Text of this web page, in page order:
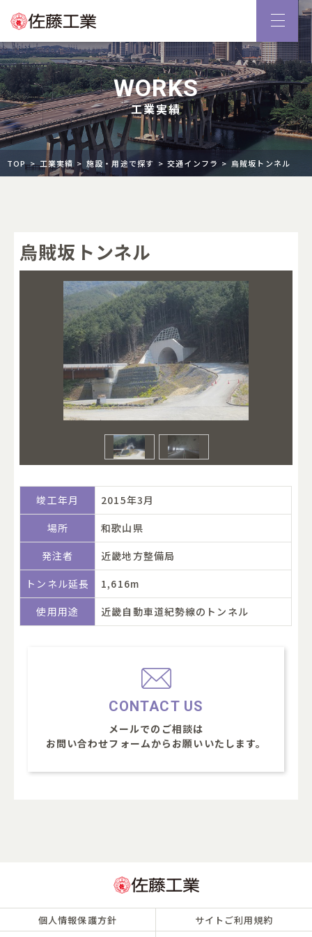
WORKS
工業実績
TOP 工業実績 施設・用途で探す 交通インフラ 烏賊坂トンネル
烏賊坂トンネル
竣工年月
2015年3月
場所
和歌山県
発注者
近畿地方整備局
トンネル延長
1,616m
使用用途
近畿自動車道紀勢線のトンネル
CONTACT US
メールでのご相談は
お問い合わせフォームからお願いいたします。
個人情報保護方針
サイトご利用規約